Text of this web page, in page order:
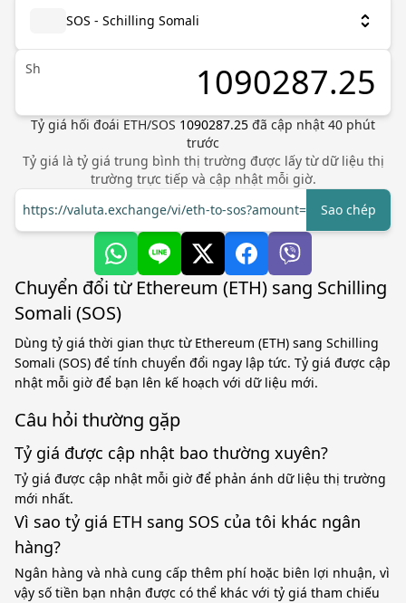
SOS - Schilling Somali
Sh
Tỷ giá hối đoái ETH/SOS 1090287.25 đã cập nhật 40 phút
trước
Tỷ giá là tỷ giá trung bình thị trường được lấy từ dữ liệu thị
trường trực tiếp và cập nhật mỗi giờ.
https://valuta.exchange/vi/eth-to-sos?amount=1
Sao chép
Chuyển đổi từ Ethereum (ETH) sang Schilling
Somali (SOS)
Dùng tỷ giá thời gian thực từ Ethereum (ETH) sang Schilling
Somali (SOS) để tính chuyển đổi ngay lập tức. Tỷ giá được cập
nhật mỗi giờ để bạn lên kế hoạch với dữ liệu mới.
Câu hỏi thường gặp
Tỷ giá được cập nhật bao thường xuyên?
Tỷ giá được cập nhật mỗi giờ để phản ánh dữ liệu thị trường
mới nhất.
Vì sao tỷ giá ETH sang SOS của tôi khác ngân
hàng?
Ngân hàng và nhà cung cấp thêm phí hoặc biên lợi nhuận, vì
vậy số tiền bạn nhận được có thể khác với tỷ giá tham chiếu